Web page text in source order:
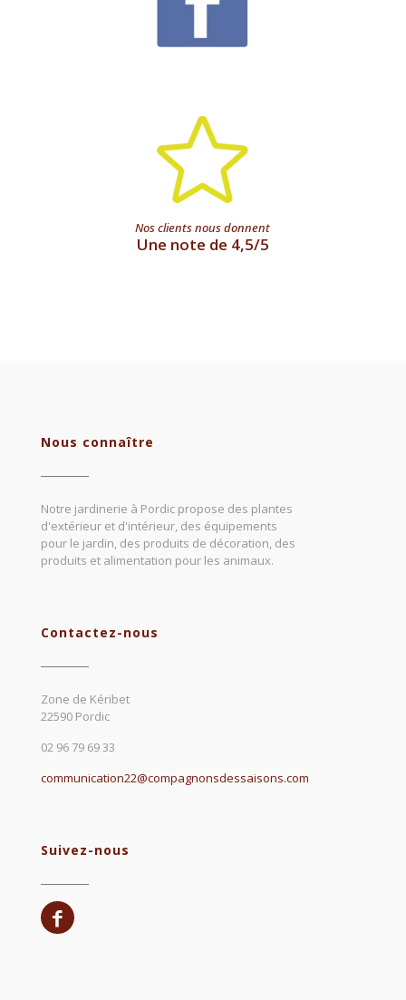
Nos clients nous donnent
Une note de 4,5/5
Nous connaître
Notre jardinerie à Pordic propose des plantes
d'extérieur et d'intérieur, des équipements
pour le jardin, des produits de décoration, des
produits et alimentation pour les animaux.
Contactez-nous
Zone de Kéribet
22590 Pordic
02 96 79 69 33
communication22@compagnonsdessaisons.com
Suivez-nous